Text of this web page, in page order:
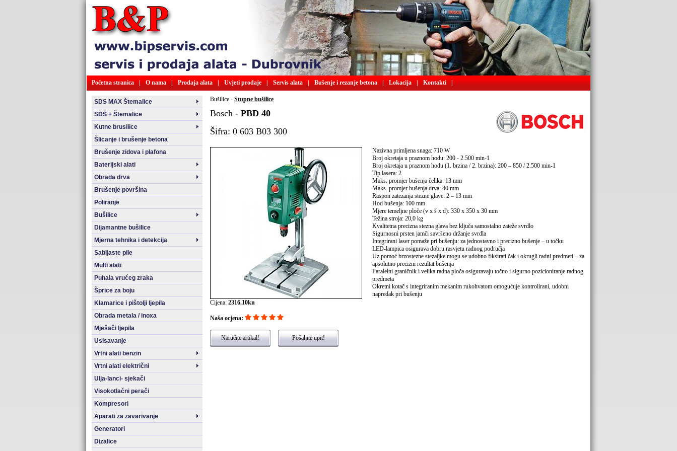
Početna stranica | O nama | Prodaja alata | Uvjeti prodaje | Servis alata | Bušenje i rezanje betona | Lokacija | Kontakti |
SDS MAX Štemalice
SDS + Štemalice
Kutne brusilice
Šlicanje i brušenje betona
Brušenje zidova i plafona
Baterijski alati
Obrada drva
Brušenje površina
Poliranje
Bušilice
Dijamantne bušilice
Mjerna tehnika i detekcija
Sabljaste pile
Multi alati
Puhala vrućeg zraka
Šprice za boju
Klamarice i pištolji ljepila
Obrada metala / inoxa
Mješači ljepila
Usisavanje
Vrtni alati benzin
Vrtni alati električni
Ulja-lanci- sjekači
Visokotlačni perači
Kompresori
Aparati za zavarivanje
Generatori
Dizalice
Bušilice - Stupne bušilice
Bosch - PBD 40
Šifra: 0 603 B03 300
Cijena: 2316.10kn
Naša ocjena:
Naručite artikal! Pošaljite upit!
Nazivna primljena snaga: 710 W
Broj okretaja u praznom hodu: 200 - 2.500 min-1
Broj okretaja u praznom hodu (1. brzina / 2. brzina): 200 – 850 / 2.500 min-1
Tip lasera: 2
Maks. promjer bušenja čelika: 13 mm
Maks. promjer bušenja drva: 40 mm
Raspon zatezanja stezne glave: 2 – 13 mm
Hod bušenja: 100 mm
Mjere temeljne ploče (v x š x d): 330 x 350 x 30 mm
Težina stroja: 20,0 kg
Kvalitetna precizna stezna glava bez ključa samostalno zateže svrdlo
Sigurnosni prsten jamči savršeno držanje svrdla
Integrirani laser pomaže pri bušenju: za jednostavno i precizno bušenje – u točku
LED-lampica osigurava dobru rasvjetu radnog područja
Uz pomoć brzostezne stezaljke mogu se udobno fiksirati čak i okrugli radni predmeti – za
apsolutno precizni rezultat bušenja
Paralelni graničnik i velika radna ploča osiguravaju točno i sigurno pozicioniranje radnog
predmeta
Okretni kotač s integriranim mekanim rukohvatom omogućuje kontrolirani, udobni
napredak pri bušenju